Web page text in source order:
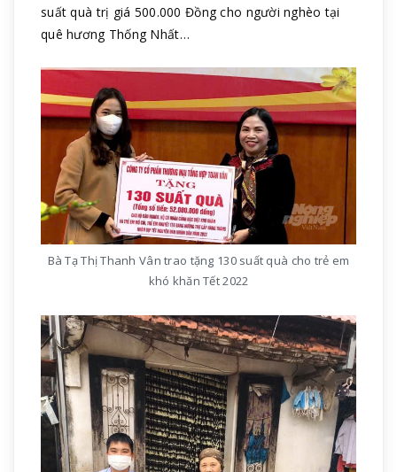
suất quà trị giá 500.000 Đồng cho người nghèo tại
quê hương Thống Nhất…
Bà Tạ Thị Thanh Vân trao tặng 130 suất quà cho trẻ em
khó khăn Tết 2022